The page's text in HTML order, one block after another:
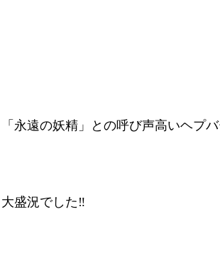
「永遠の妖精」との呼び声高いヘプ
大盛況でした‼️